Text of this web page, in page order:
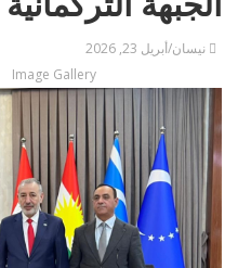
نيسان/أبريل 23, 2026
Image Gallery